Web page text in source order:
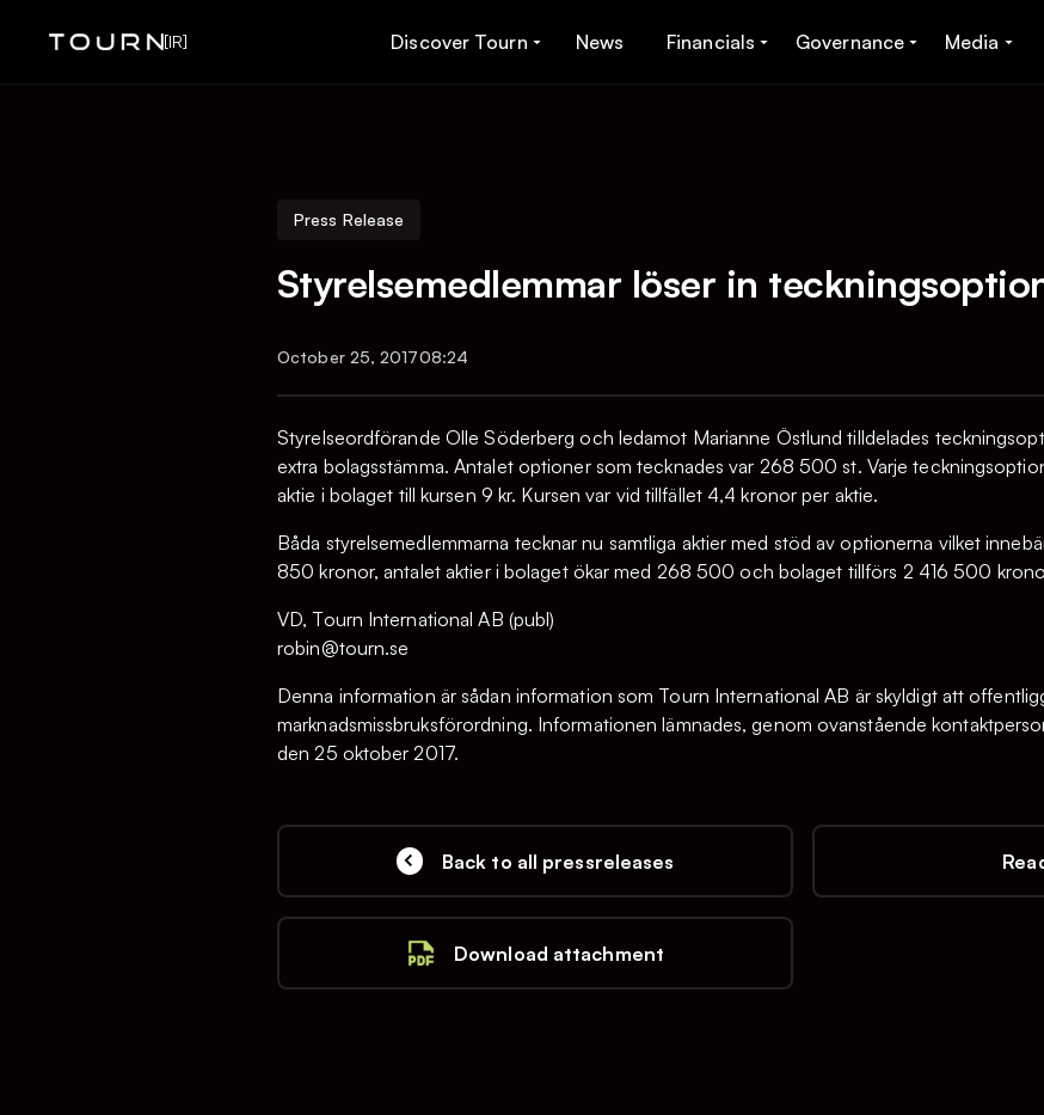
[IR] Discover Tourn News Financials Governance Media
Press Release
Styrelsemedlemmar löser in
October 25, 201708:24
Styrelseordförande Olle Söderberg och ledamot Marianne Östlund tilldelades
extra bolagsstämma. Antalet optioner som tecknades var 268 500 st. Varje
aktie i bolaget till kursen 9 kr. Kursen var vid tillfället 4,4 kronor per aktie.
Båda styrelsemedlemmarna tecknar nu samtliga aktier med stöd av optionerna vilket
850 kronor, antalet aktier i bolaget ökar med 268 500 och bolaget tillförs 2 416 500
VD, Tourn International AB (publ)
robin@tourn.se
Denna information är sådan information som Tourn International AB är skyldigt att
marknadsmissbruksförordning. Informationen lämnades, genom ovanstående
den 25 oktober 2017.
Back to all pressreleases
Download attachment